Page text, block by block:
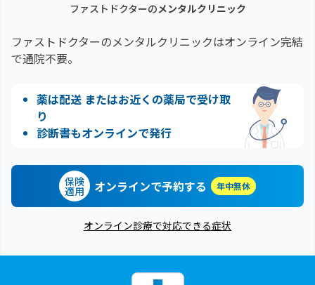
ファストドクターのメンタルクリニック
ファストドクターのメンタルクリニックはオンライン完結
で通院不要。
薬は配送 またはお近くの薬局で受け取
り
診断書もオンラインで発行
保険
適用 オンラインで予約する 年中無休
オンライン診療で対応できる症状